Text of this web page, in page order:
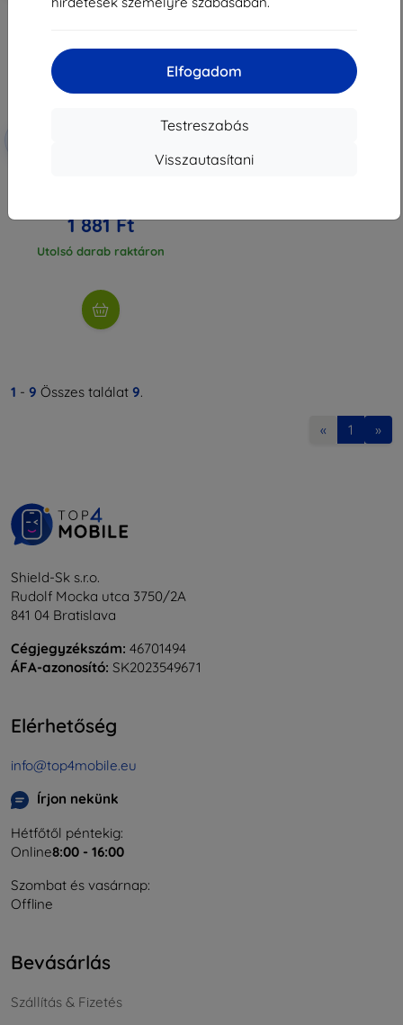
Elfogadom
Testreszabás
Visszautasítani
1 881 Ft
Utolsó darab raktáron
1 - 9 Összes találat 9.
« 1 »
Shield-Sk s.r.o.
Rudolf Mocka utca 3750/2A
841 04 Bratislava
Cégjegyzékszám: 46701494
ÁFA-azonosító: SK2023549671
Elérhetőség
info@top4mobile.eu
Írjon nekünk
Hétfőtől péntekig:
Online8:00 - 16:00
Szombat és vasárnap:
Offline
Bevásárlás
Szállítás & Fizetés